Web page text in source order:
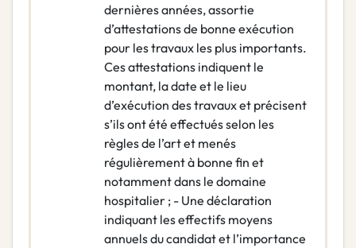
dernières années, assortie
d’attestations de bonne exécution
pour les travaux les plus importants.
Ces attestations indiquent le
montant, la date et le lieu
d’exécution des travaux et précisent
s’ils ont été effectués selon les
règles de l’art et menés
régulièrement à bonne fin et
notamment dans le domaine
hospitalier ; - Une déclaration
indiquant les effectifs moyens
annuels du candidat et l’importance